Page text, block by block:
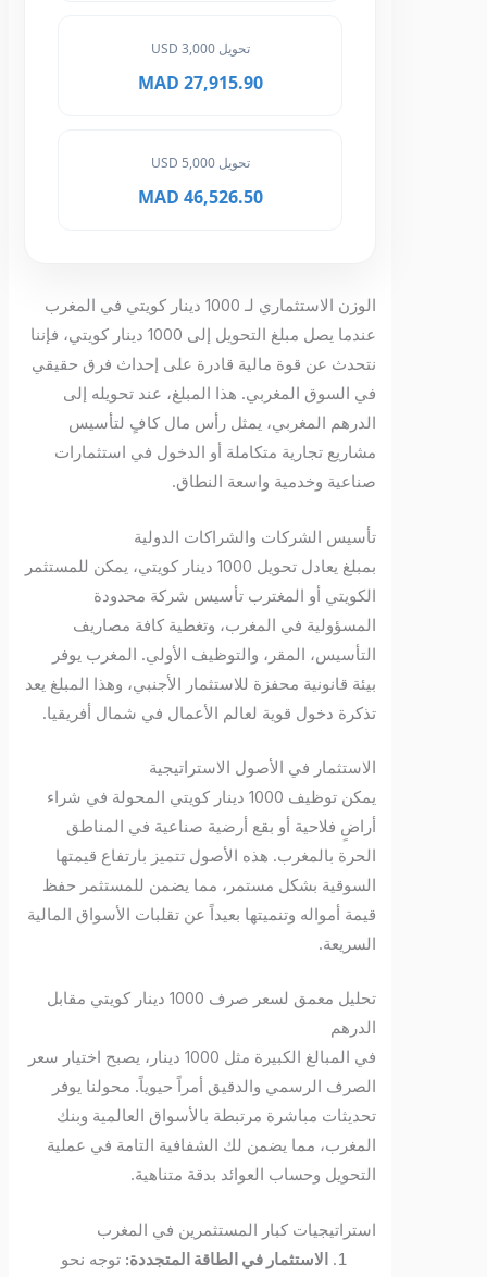
تحويل 3,000 USD
27,915.90 MAD
تحويل 5,000 USD
46,526.50 MAD
الوزن الاستثماري لـ 1000 دينار كويتي في المغرب
عندما يصل مبلغ التحويل إلى 1000 دينار كويتي، فإننا
نتحدث عن قوة مالية قادرة على إحداث فرق حقيقي
في السوق المغربي. هذا المبلغ، عند تحويله إلى
الدرهم المغربي، يمثل رأس مال كافٍ لتأسيس
مشاريع تجارية متكاملة أو الدخول في استثمارات
صناعية وخدمية واسعة النطاق.
تأسيس الشركات والشراكات الدولية
بمبلغ يعادل تحويل 1000 دينار كويتي، يمكن للمستثمر
الكويتي أو المغترب تأسيس شركة محدودة
المسؤولية في المغرب، وتغطية كافة مصاريف
التأسيس، المقر، والتوظيف الأولي. المغرب يوفر
بيئة قانونية محفزة للاستثمار الأجنبي، وهذا المبلغ يعد
تذكرة دخول قوية لعالم الأعمال في شمال أفريقيا.
الاستثمار في الأصول الاستراتيجية
يمكن توظيف 1000 دينار كويتي المحولة في شراء
أراضٍ فلاحية أو بقع أرضية صناعية في المناطق
الحرة بالمغرب. هذه الأصول تتميز بارتفاع قيمتها
السوقية بشكل مستمر، مما يضمن للمستثمر حفظ
قيمة أمواله وتنميتها بعيداً عن تقلبات الأسواق المالية
السريعة.
تحليل معمق لسعر صرف 1000 دينار كويتي مقابل
الدرهم
في المبالغ الكبيرة مثل 1000 دينار، يصبح اختيار سعر
الصرف الرسمي والدقيق أمراً حيوياً. محولنا يوفر
تحديثات مباشرة مرتبطة بالأسواق العالمية وبنك
المغرب، مما يضمن لك الشفافية التامة في عملية
التحويل وحساب العوائد بدقة متناهية.
استراتيجيات كبار المستثمرين في المغرب
الاستثمار في الطاقة المتجددة:توجه نحو